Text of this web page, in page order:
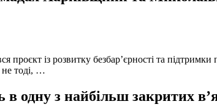
із розвитку безбар’єрності та
не тоді, …
одну з найбільш закритих